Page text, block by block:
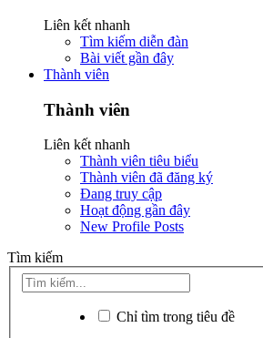
Liên kết nhanh
Tìm kiếm diễn đàn
Bài viết gần đây
Thành viên
Thành viên
Liên kết nhanh
Thành viên tiêu biểu
Thành viên đã đăng ký
Đang truy cập
Hoạt động gần đây
New Profile Posts
Tìm kiếm
Chỉ tìm trong tiêu đề